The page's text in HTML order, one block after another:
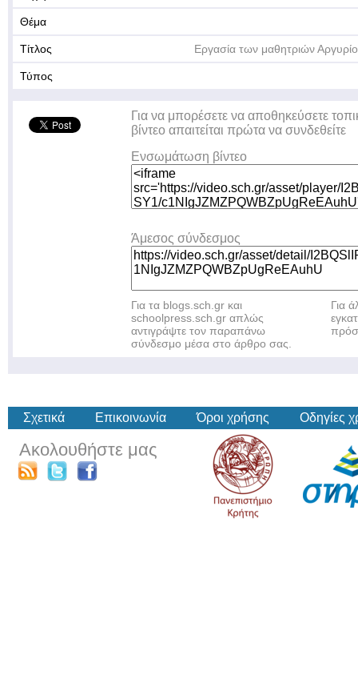
Θέμα
Τίτλος Εργασία των μαθητριών
Τύπος
Για να μπορέσετε να αποθηκεύσετε
βίντεο απαιτείται πρώτα να συνδεθείτε
Ενσωμάτωση βίντεο
Άμεσος σύνδεσμος
Για τα blogs.sch.gr και
schoolpress.sch.gr απλώς
αντιγράψτε τον παραπάνω
σύνδεσμο μέσα στο άρθρο σας.
Για
Σχετικά Επικοινωνία Όροι χρήσης Οδηγίες
Ακολουθήστε μας